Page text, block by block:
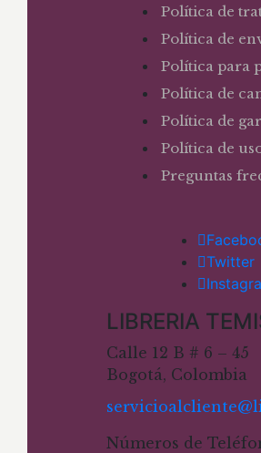
Política de
Política de
Política para
Política de
Política de
Política de
Preguntas
Twitter
LIBRERIA
Calle 12 B # 6 – 45
Bogotá, Colombia
Números de